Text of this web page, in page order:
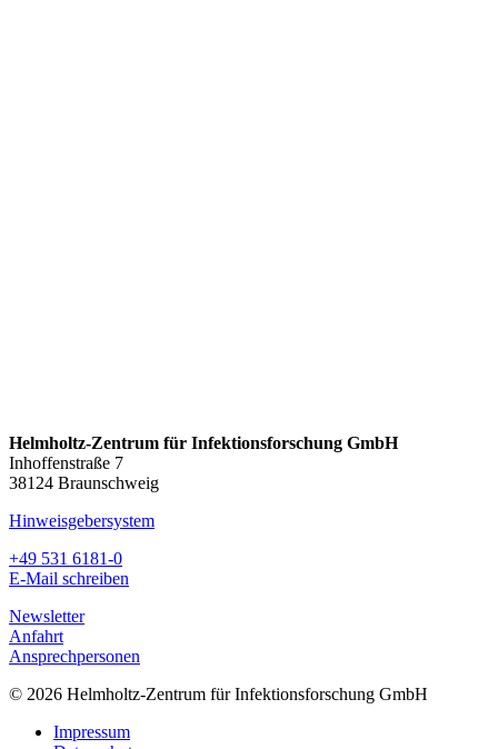
Helmholtz-Zentrum für Infektionsforschung GmbH
Inhoffenstraße 7
38124 Braunschweig
Hinweisgebersystem
+49 531 6181-0
E-Mail schreiben
Newsletter
Anfahrt
Ansprechpersonen
© 2026 Helmholtz-Zentrum für Infektionsforschung GmbH
Impressum